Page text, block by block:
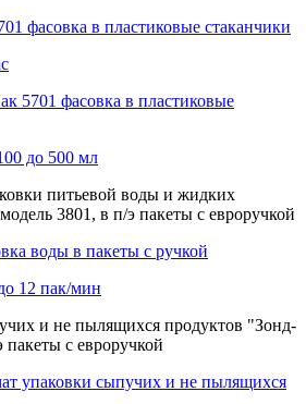
до 500 мл
питьевой воды и жидких
3801, в п/э пакеты с евроручкой
12 пак/мин
и не пылящихся продуктов "Зонд-
с евроручкой